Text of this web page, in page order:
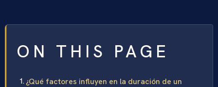
ON THIS PAGE
¿Qué factores influyen en la duración de un